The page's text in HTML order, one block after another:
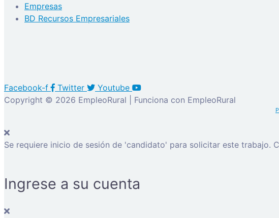
Empresas
BD Recursos Empresariales
Facebook-f Twitter
Youtube
Copyright © 2026 EmpleoRural | Funciona con EmpleoRural
Se requiere inicio de sesión de 'candidato' para solicitar este trabajo.
Ingrese a su cuenta